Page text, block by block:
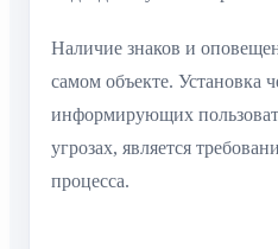
Наличие знаков и
самом объекте. Установка
информирующих
угрозах, является
процесса.